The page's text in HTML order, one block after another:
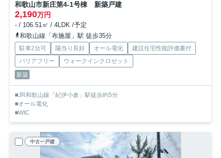
和歌山市新庄第4-1号棟 新築戸建
2,190万円
- / 106.51㎡ / 4LDK /予定
和歌山線「布施屋」駅 徒歩35分
駐車2台可 陽当り良好 オール電化
建設住宅性能評価書付
バリアフリー
ウォークインクロゼット
新築
■JR和歌山線「紀伊小倉」駅徒歩約5分
■オール電化
■WIC
中古一戸建